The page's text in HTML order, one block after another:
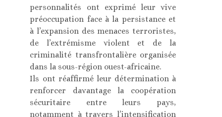
personnalités ont exprimé leur vive
préoccupation face à la persistance et
à l’expansion des menaces terroristes,
de l’extrémisme violent et de la
criminalité transfrontalière organisée
dans la sous-région ouest-africaine.
Ils ont réaffirmé leur détermination à
renforcer davantage la coopération
sécuritaire entre leurs pays,
notamment à travers l’intensification